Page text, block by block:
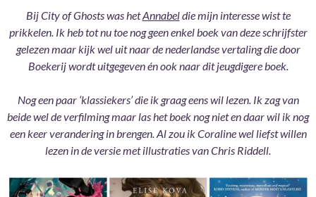
Bij City of Ghosts was hetAnnabeldie mijn interesse wist te
prikkelen. Ik heb tot nu toe nog geen enkel boek van deze schrijfster
gelezen maar kijk wel uit naar de nederlandse vertaling die door
Boekerij wordt uitgegeven én ook naar dit jeugdigere boek.
Nog een paar ‘klassiekers’ die ik graag eens wil lezen. Ik zag van
beide wel de verfilming maar las het boek nog niet en daar wil ik nog
een keer verandering in brengen. Al zou ik Coraline wel liefst willen
lezen in de versie met illustraties van Chris Riddell.